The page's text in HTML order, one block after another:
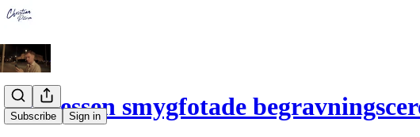
Subscribe Sign in
Expressen smygfotade